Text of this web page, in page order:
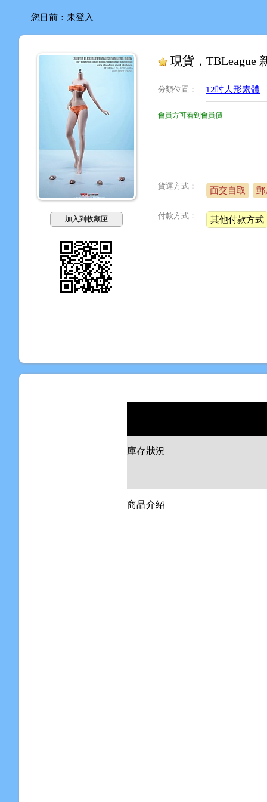
您目前： 未登入
加入到收藏匣
現貨，TBLeague
分類位置 ： 12吋人形素體
會員方可看到會員價
貨運方式： 面交自取 郵
付款方式： 其他付款方式
庫存狀況
商品介紹